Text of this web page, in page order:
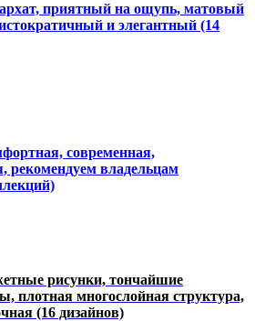
приятный на ощупь, матовый
и элегантный (14
современная,
рекомендуем владельцам
рисунки, тончайшие
плотная многослойная структура,
(16 дизайнов)